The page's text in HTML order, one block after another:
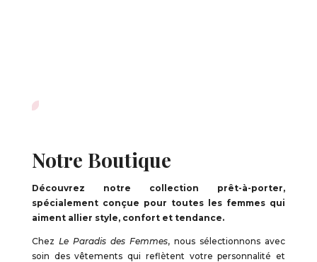
Notre Boutique
Découvrez notre collection prêt-à-porter,
spécialement conçue pour toutes les femmes qui
aiment allier style, confort et tendance.
Chez Le Paradis des Femmes, nous sélectionnons avec
soin des vêtements qui reflètent votre personnalité et